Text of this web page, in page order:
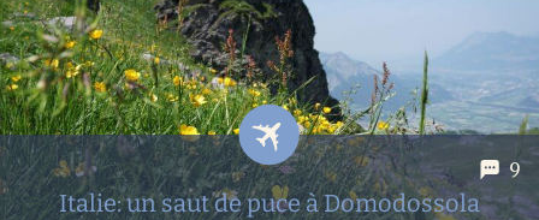
fenêtre. Un itinéraire sportif avec 3 passages de col en une
journée (et une option de passer par la pointe de...
9
Italie: un saut de puce à Domodossola